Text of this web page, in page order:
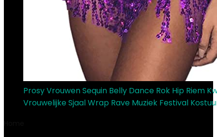
Prosy Vrouwen Sequin Belly Dance Rok Hip Riem
Vrouwelijke Sjaal Wrap Rave Muziek Festival